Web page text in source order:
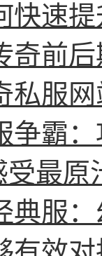
快速
奇前
私服
争霸
受最
典服